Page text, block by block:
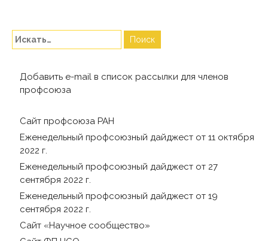
Добавить e-mail в список рассылки для членов
профсоюза
Сайт профсоюза РАН
Еженедельный профсоюзный дайджест от 11 октября
2022 г.
Еженедельный профсоюзный дайджест от 27
сентября 2022 г.
Еженедельный профсоюзный дайджест от 19
сентября 2022 г.
Сайт «Научное сообщество»